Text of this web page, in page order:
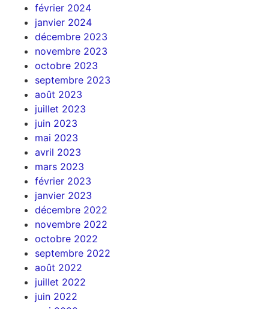
février 2024
janvier 2024
décembre 2023
novembre 2023
octobre 2023
septembre 2023
août 2023
juillet 2023
juin 2023
mai 2023
avril 2023
mars 2023
février 2023
janvier 2023
décembre 2022
novembre 2022
octobre 2022
septembre 2022
août 2022
juillet 2022
juin 2022